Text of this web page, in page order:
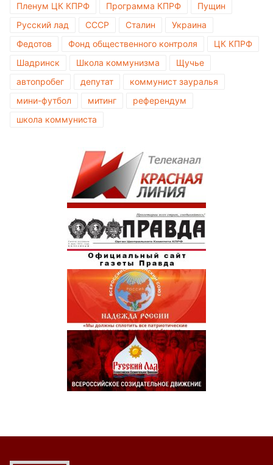
Пленум ЦК КПРФ
Программа КПРФ
Пущин
Русский лад
СССР Сталин
Украина
Федотов
Фонд общественного контроля
ЦК КПРФ
Шадринск
Школа коммунизма
Щучье
автопробег
депутат
коммунист зауралья
мини-футбол
митинг
референдум
школа коммуниста